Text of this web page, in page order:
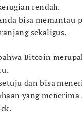
rendah.
bisa memantau
sekaligus.
Bitcoin
dan bisa
yang